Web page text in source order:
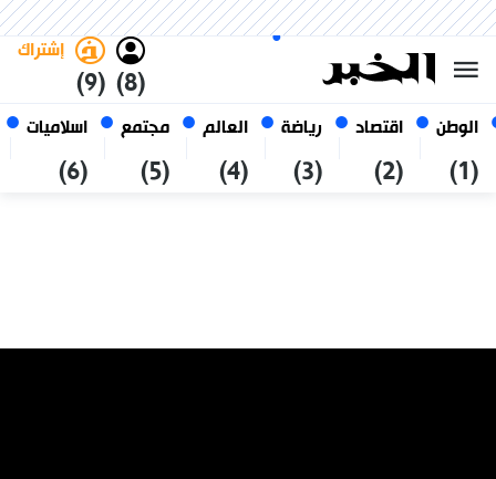
الوطن
(1)
اقتصاد
(2)
رياضة
(3)
العالم
(4)
مجتمع
(5)
اسلاميات
(6)
(8)
إشتراك
(9)
أغسطس 2026
الجزائر